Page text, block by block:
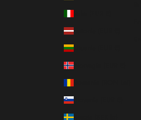
Italia (EUR €)
Lettonia (EUR €)
Lituania (EUR €)
Norvegia (EUR €)
Romania (RON Lei)
Slovenia (EUR €)
Svezia (SEK kr)